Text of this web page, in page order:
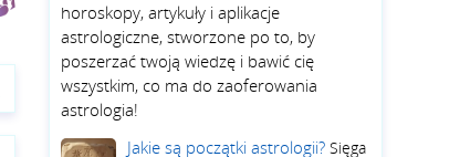
horoskopy, artykuły i aplikacje
astrologiczne, stworzone po to, by
poszerzać twoją wiedzę i bawić cię
wszystkim, co ma do zaoferowania
astrologia!
Jakie są początki astrologii? Sięga